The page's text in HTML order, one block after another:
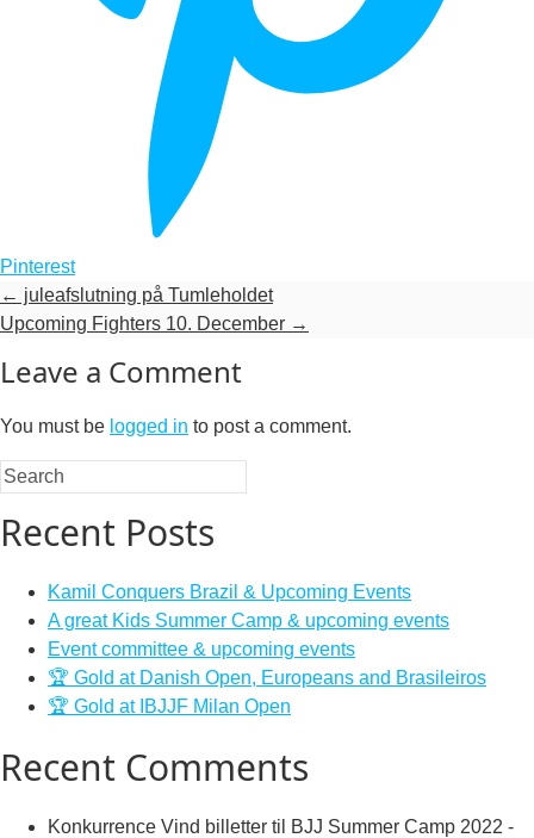
Pinterest
← juleafslutning på Tumleholdet
Upcoming Fighters 10. December →
Leave a Comment
You must be logged in to post a comment.
Recent Posts
Kamil Conquers Brazil & Upcoming Events
A great Kids Summer Camp & upcoming events
Event committee & upcoming events
🏆 Gold at Danish Open, Europeans and Brasileiros
🏆 Gold at IBJJF Milan Open
Recent Comments
Konkurrence Vind billetter til BJJ Summer Camp 2022 -